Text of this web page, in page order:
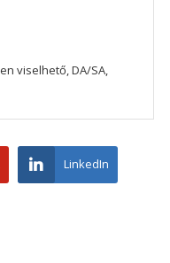
viselhető, DA/SA,
LinkedIn